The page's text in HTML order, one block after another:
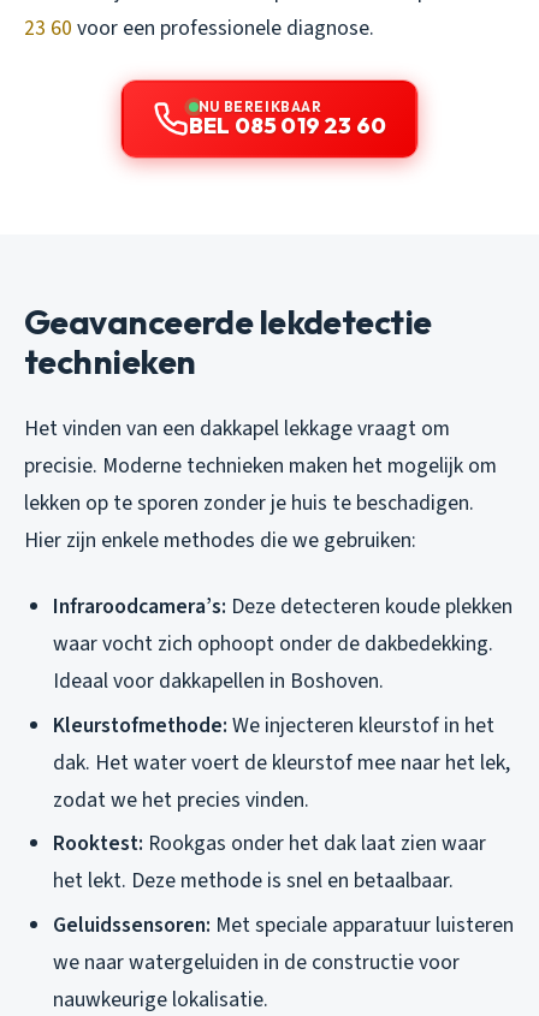
23 60 voor een professionele diagnose.
NU BEREIKBAAR
BEL 085 019 23 60
Geavanceerde lekdetectie
technieken
Het vinden van een dakkapel lekkage vraagt om
precisie. Moderne technieken maken het mogelijk om
lekken op te sporen zonder je huis te beschadigen.
Hier zijn enkele methodes die we gebruiken:
Infraroodcamera’s: Deze detecteren koude plekken
waar vocht zich ophoopt onder de dakbedekking.
Ideaal voor dakkapellen in Boshoven.
Kleurstofmethode: We injecteren kleurstof in het
dak. Het water voert de kleurstof mee naar het lek,
zodat we het precies vinden.
Rooktest: Rookgas onder het dak laat zien waar
het lekt. Deze methode is snel en betaalbaar.
Geluidssensoren: Met speciale apparatuur luisteren
we naar watergeluiden in de constructie voor
nauwkeurige lokalisatie.